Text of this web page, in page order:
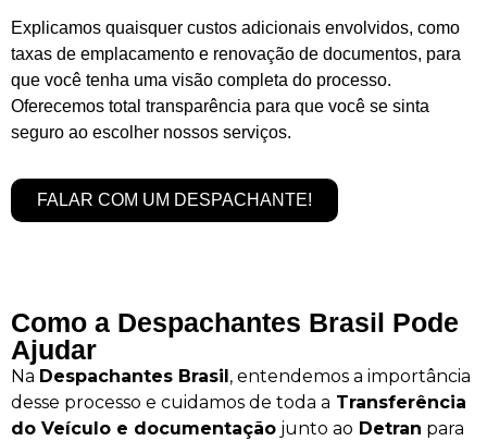
Explicamos quaisquer custos adicionais envolvidos, como
taxas de emplacamento e renovação de documentos, para
que você tenha uma visão completa do processo.
Oferecemos total transparência para que você se sinta
seguro ao escolher nossos serviços.
FALAR COM UM DESPACHANTE!
Como a Despachantes Brasil Pode
Ajudar
Na Despachantes Brasil, entendemos a importância
desse processo e cuidamos de toda a Transferência
do Veículo e documentação junto ao Detran para